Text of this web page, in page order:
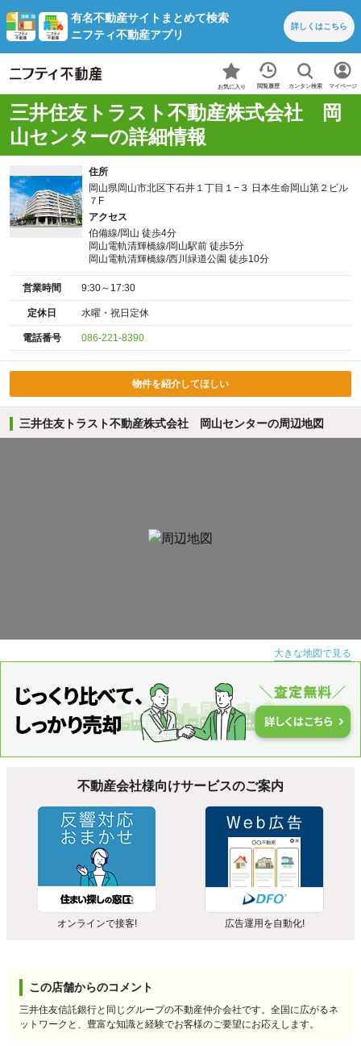
有名不動産サイトまとめて検索
ニフティ不動産アプリ
詳しくはこちら
お気に入り 閲覧履歴 カンタン検索 マイページ
三井住友トラスト不動産株式会社 岡
山センターの詳細情報
住所
岡山県岡山市北区下石井１丁目１−３ 日本生命岡山第２ビル
７F
アクセス
伯備線/岡山 徒歩4分
岡山電軌清輝橋線/岡山駅前 徒歩5分
岡山電軌清輝橋線/西川緑道公園 徒歩10分
営業時間 9:30～17:30
定休日 水曜・祝日定休
電話番号 086-221-8390
物件を紹介してほしい
三井住友トラスト不動産株式会社 岡山センターの周辺地図
大きな地図で見る
不動産会社様向けサービスのご案内
オンラインで接客! 広告運用を自動化!
この店舗からのコメント
三井住友信託銀行と同じグループの不動産仲介会社です。全国に広がるネ
ットワークと、豊富な知識と経験でお客様のご要望にお応えします。